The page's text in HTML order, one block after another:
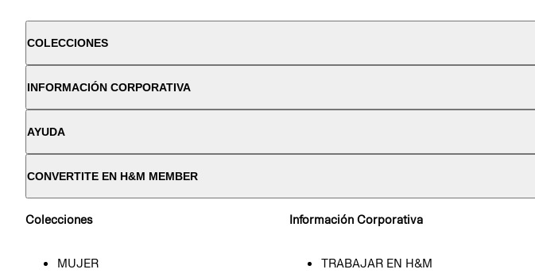
COLECCIONES
INFORMACIÓN CORPORATIVA
AYUDA
CONVERTITE EN H&M MEMBER
Colecciones
MUJER
Información Corporativa
TRABAJAR EN H&M